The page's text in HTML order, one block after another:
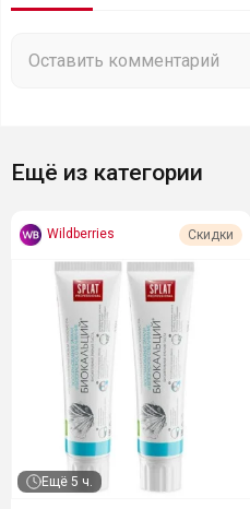
Ещё из категории
Wildberries Скидки
Ещё 5 ч.